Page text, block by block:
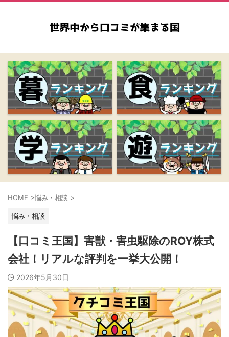
HOME >悩み・相談 >
悩み・相談
【口コミ王国】害獣・害虫駆除のROY株式
会社！リアルな評判を一挙大公開！
2026年5月30日